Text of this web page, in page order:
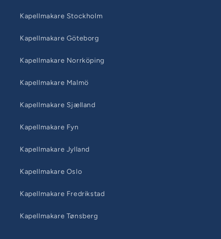
Kapellmakare Stockholm
Kapellmakare Göteborg
Kapellmakare Norrköping
Kapellmakare Malmö
Kapellmakare Sjælland
Kapellmakare Fyn
Kapellmakare Jylland
Kapellmakare Oslo
Kapellmakare Fredrikstad
Kapellmakare Tønsberg